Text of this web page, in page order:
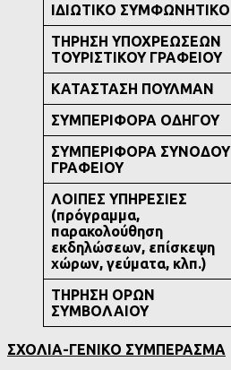
ΙΔΙΩΤΙΚΟ ΣΥΜΦΩΝΗΤΙΚΟ
ΤΗΡΗΣΗ ΥΠΟΧΡΕΩΣΕΩΝ
ΤΟΥΡΙΣΤΙΚΟΥ ΓΡΑΦΕΙΟΥ
ΚΑΤΑΣΤΑΣΗ ΠΟΥΛΜΑΝ
ΣΥΜΠΕΡΙΦΟΡΑ ΟΔΗΓΟΥ
ΣΥΜΠΕΡΙΦΟΡΑ ΣΥΝΟΔΟΥ
ΓΡΑΦΕΙΟΥ
ΛΟΙΠΕΣ ΥΠΗΡΕΣΙΕΣ
(πρόγραμμα,
παρακολούθηση
εκδηλώσεων, επίσκεψη
χώρων, γεύματα, κλπ.)
ΤΗΡΗΣΗ ΟΡΩΝ
ΣΥΜΒΟΛΑΙΟΥ
ΣΧΟΛΙΑ-ΓΕΝΙΚΟ ΣΥΜΠΕΡΑΣΜΑ